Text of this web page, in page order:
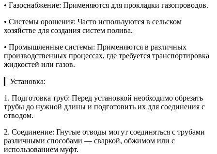
• Газоснабжение: Применяются для прокладки газопроводов.
• Системы орошения: Часто используются в сельском
хозяйстве для создания систем полива.
• Промышленные системы: Применяются в различных
производственных процессах, где требуется транспортировка
жидкостей или газов.
▎Установка:
1. Подготовка труб: Перед установкой необходимо обрезать
трубы до нужной длины и подготовить их для соединения с
отводом.
2. Соединение: Гнутые отводы могут соединяться с трубами
различными способами — сваркой, обжимом или с
использованием муфт.